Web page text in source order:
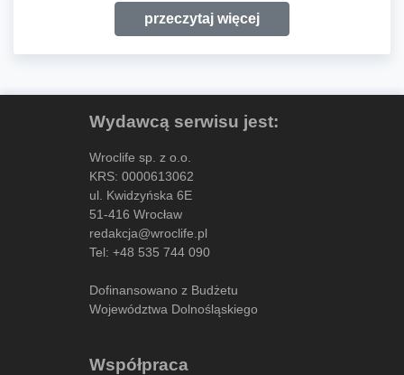
przeczytaj więcej
Wydawcą serwisu jest:
Wroclife sp. z o.o.
KRS: 0000613062
ul. Kwidzyńska 6E
51-416 Wrocław
redakcja@wroclife.pl
Tel: +48 535 744 090
Dofinansowano z Budżetu
Województwa Dolnośląskiego
Współpraca